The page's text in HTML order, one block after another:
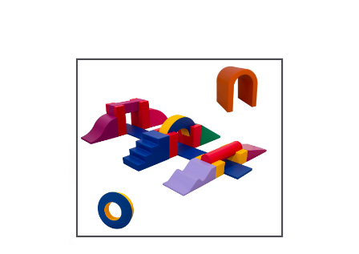
Équipement pédagogique
MOBILIER SCOLAIRE